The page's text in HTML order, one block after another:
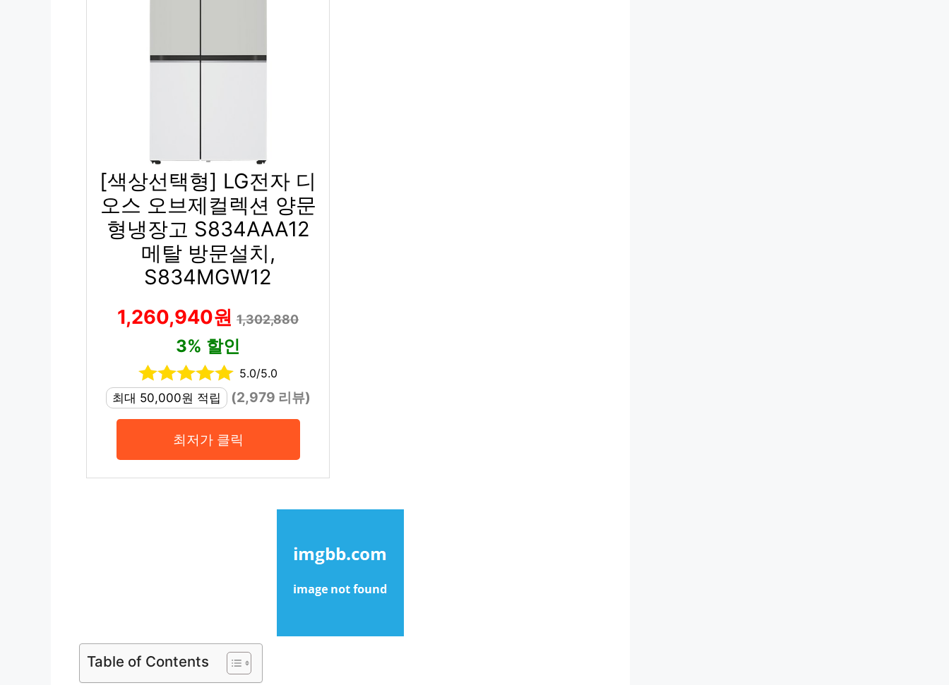
[색상선택형] LG전자 디
오스 오브제컬렉션 양문
형냉장고 S834AAA12
메탈 방문설치,
S834MGW12
1,260,940원 1,302,880
3% 할인
5.0/5.0
최대 50,000원 적립
(2,979 리뷰)
최저가 클릭
Table of Contents